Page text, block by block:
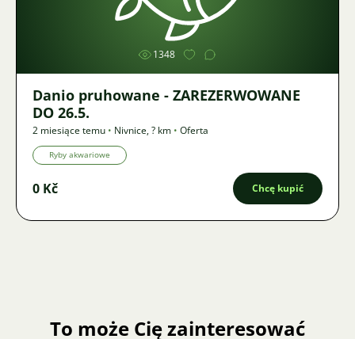
1348
Danio pruhowane - ZAREZERWOWANE
DO 26.5.
2 miesiące temu • Nivnice,? km • Oferta
Ryby akwariowe
0 Kč Chcę kupić
To może Cię zainteresować